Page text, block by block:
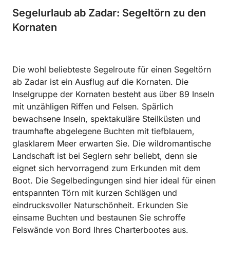
Segelurlaub ab Zadar: Segeltörn zu den
Kornaten
Die wohl beliebteste Segelroute für einen Segeltörn
ab Zadar ist ein Ausflug auf die Kornaten. Die
Inselgruppe der Kornaten besteht aus über 89 Inseln
mit unzähligen Riffen und Felsen. Spärlich
bewachsene Inseln, spektakuläre Steilküsten und
traumhafte abgelegene Buchten mit tiefblauem,
glasklarem Meer erwarten Sie. Die wildromantische
Landschaft ist bei Seglern sehr beliebt, denn sie
eignet sich hervorragend zum Erkunden mit dem
Boot. Die Segelbedingungen sind hier ideal für einen
entspannten Törn mit kurzen Schlägen und
eindrucksvoller Naturschönheit. Erkunden Sie
einsame Buchten und bestaunen Sie schroffe
Felswände von Bord Ihres Charterbootes aus.